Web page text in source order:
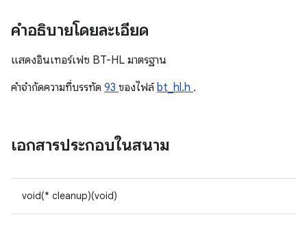
คำอธิบายโดยละเอียด
แสดงอินเทอร์เฟซ BT-HL มาตรฐาน
คําจํากัดความที่บรรทัด 93 ของไฟล์bt_hl.h .
เอกสารประกอบในสนาม
void(* cleanup)(void)